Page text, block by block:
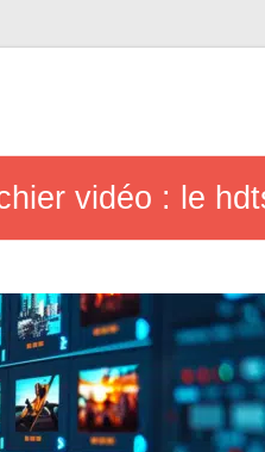
vidéo : le